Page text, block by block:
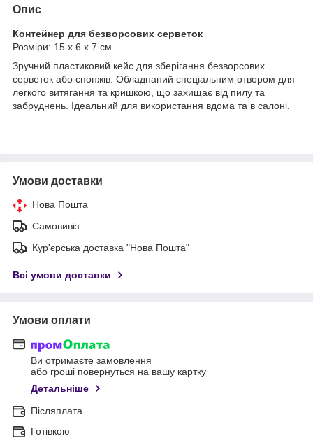
Опис
Контейнер для безворсових серветок
Розміри: 15 х 6 х 7 см.
Зручний пластиковий кейс для зберігання безворсових
серветок або спонжів. Обладнаний спеціальним отвором для
легкого витягання та кришкою, що захищає від пилу та
забруднень. Ідеальний для використання вдома та в салоні.
Умови доставки
Нова Пошта
Самовивіз
Кур'єрська доставка "Нова Пошта"
Всі умови доставки
Умови оплати
Ви отримаєте замовлення
або гроші повернуться на вашу картку
Детальніше
Післяплата
Готівкою